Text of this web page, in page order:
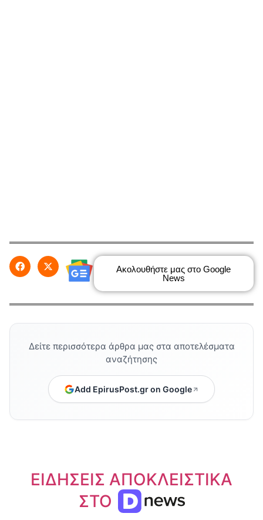
Ακολουθήστε μας στο Google
News
Δείτε περισσότερα άρθρα μας στα αποτελέσματα
αναζήτησης
Add EpirusPost.gr on Google
ΕΙΔΗΣΕΙΣ ΑΠΟΚΛΕΙΣΤΙΚΑ
ΣΤΟ